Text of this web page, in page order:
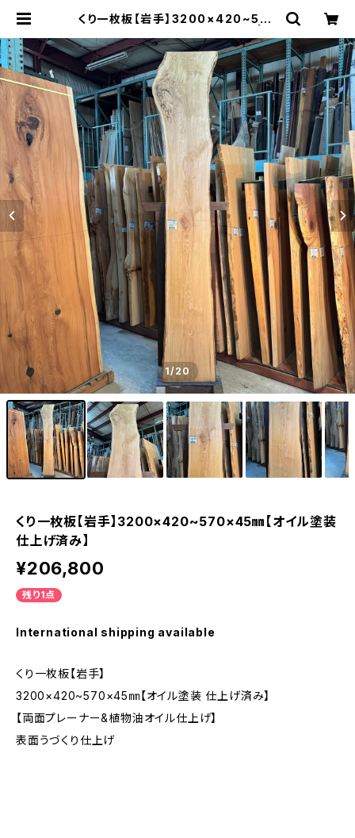
くり一枚板【岩手】3200×420~570
の店さんもく
1/20
くり一枚板【岩手】3200×420~570×45㎜【オイル塗装
仕上げ済み】
¥206,800
残り1点
International shipping available
くり一枚板【岩手】
3200×420~570×45㎜【オイル塗装 仕上げ済み】
【両面プレーナー&植物油オイル仕上げ】
表面うづくり仕上げ